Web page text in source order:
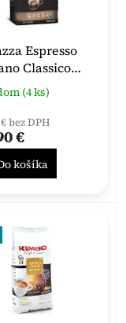
Espresso
Classico
káva 1kg
(4 ks)
bez DPH
€
košíka